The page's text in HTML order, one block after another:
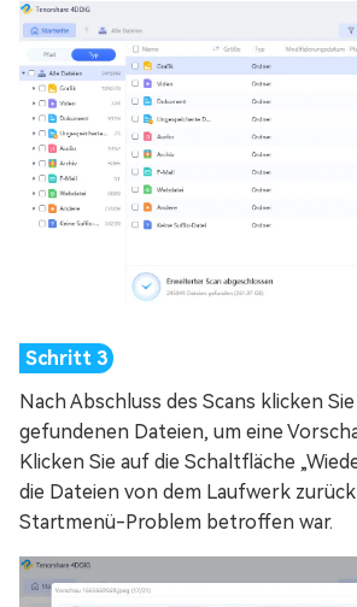
Nach Abschluss des Scans klicken
gefundenen Dateien, um eine
Klicken Sie auf die Schaltfläche
die Dateien von dem Laufwerk
Startmenü-Problem betroffen war.